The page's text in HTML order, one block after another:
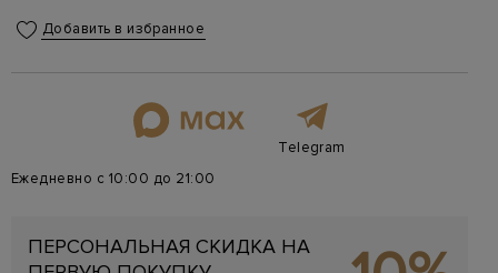
Добавить в избранное
Telegram
Ежедневно с 10:00 до 21:00
ПЕРСОНАЛЬНАЯ СКИДКА НА